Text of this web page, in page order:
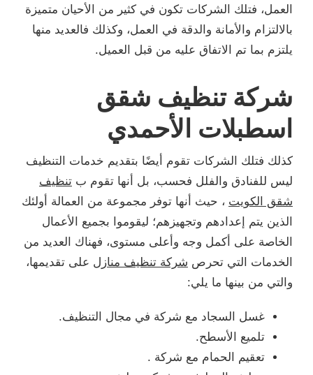
العمل، فتلك الشركات تكون في كثير من الأحيان متميزة
بالالتزام والأمانة والدقة في العمل، وكذلك فالعديد منها
يلتزم بما تم الاتفاق عليه من قبل العميل.
شركة تنظيف شقق
اسطبلات الأحمدي
كذلك فتلك الشركات تقوم أيضًا بتقديم خدمات التنظيف
ليس للفنادق والفلل فحسب، بل أنها تقوم ب تنظيف
شقق الكويت ، حيث أنها توفر مجموعة من العمالة أولئك
الذين يتم إعدادهم وتجهيزهم؛ ليقوموا بجميع الأعمال
الخاصة على أكمل وجه وأعلى مستوى، فهناك العديد من
الخدمات التي تحرص شركة تنظيف منازل على تقديمها،
والتي من بينها ما يلي:
غسل السجاد مع شركة في مجال التنظيف.
تلميع الأسطح.
تعقيم الحمام مع شركة .